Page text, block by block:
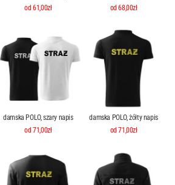
od 61,00zł
od 68,00zł
damska POLO, szary napis
od 71,00zł
damska POLO, żółty napis
od 71,00zł